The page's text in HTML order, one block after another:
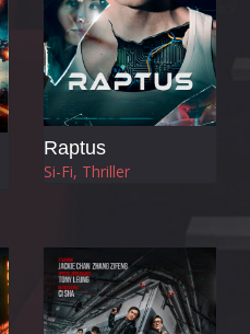
Raptus
Si-Fi, Thriller